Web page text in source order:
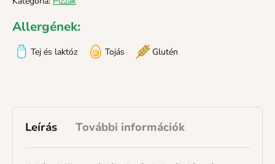
Allergének:
Tej és laktóz Tojás Glutén
Leírás További információk